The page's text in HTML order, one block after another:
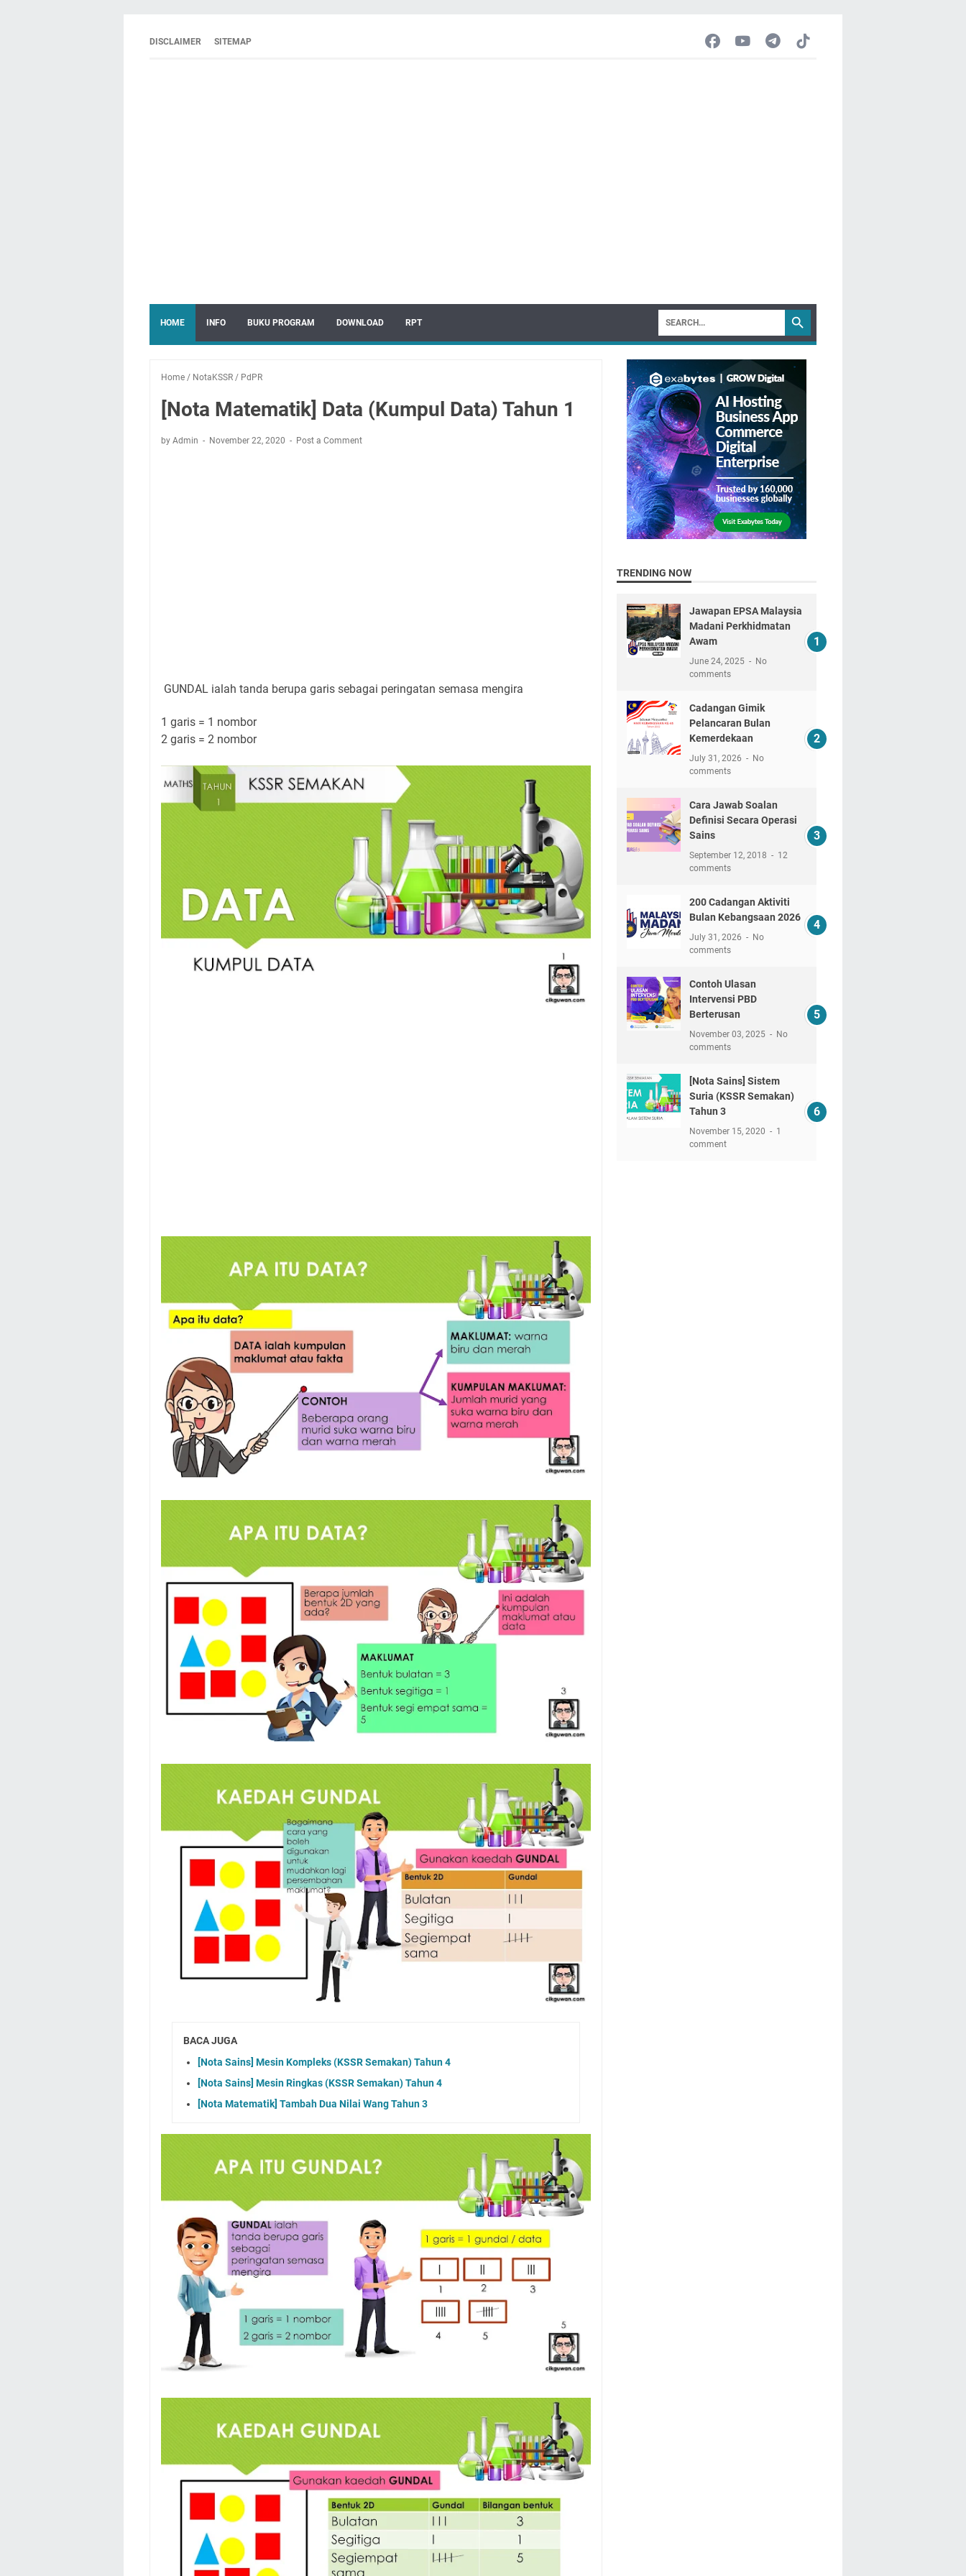
DISCLAIMER SITEMAP
HOME INFO BUKU PROGRAM DOWNLOAD RPT
Home / NotaKSSR / PdPR
[Nota Matematik] Data (Kumpul Data) Tahun 1
by Admin November 22, 2020 Post a Comment
GUNDAL ialah tanda berupa garis sebagai peringatan semasa mengira
1 garis = 1 nombor
2 garis = 2 nombor
BACA JUGA
[Nota Sains] Mesin Kompleks (KSSR Semakan) Tahun 4
[Nota Sains] Mesin Ringkas (KSSR Semakan) Tahun 4
[Nota Matematik] Tambah Dua Nilai Wang Tahun 3
TRENDING NOW
Jawapan EPSA Malaysia
Madani Perkhidmatan
Awam
June 24, 2025
No
comments
Cadangan Gimik
Pelancaran Bulan
Kemerdekaan
July 31, 2026
No
comments
Cara Jawab Soalan
Definisi Secara Operasi
Sains
September 12, 2018
12
comments
200 Cadangan Aktiviti
Bulan Kebangsaan 2026
July 31, 2026
No
comments
Contoh Ulasan
Intervensi PBD
Berterusan
November 03, 2025
No
comments
[Nota Sains] Sistem
Suria (KSSR Semakan)
Tahun 3
November 15, 2020
1
comment